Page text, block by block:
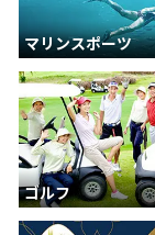
マリンスポーツ
ゴルフ